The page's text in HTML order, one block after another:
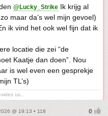
@Lucky_Strike Ik krijg al
maar da’s wel mijn gevoel)
ik vind het ook wel fijn dat ik
locatie die zei “de
Kaatje dan doen”. Nou
is wel even een gesprekje
TL’s)
us..
@ 19:13 • 118